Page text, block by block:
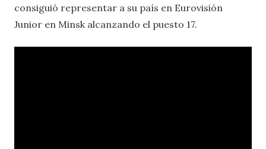
consiguió representar a su país en Eurovisión
Junior en Minsk alcanzando el puesto 17.